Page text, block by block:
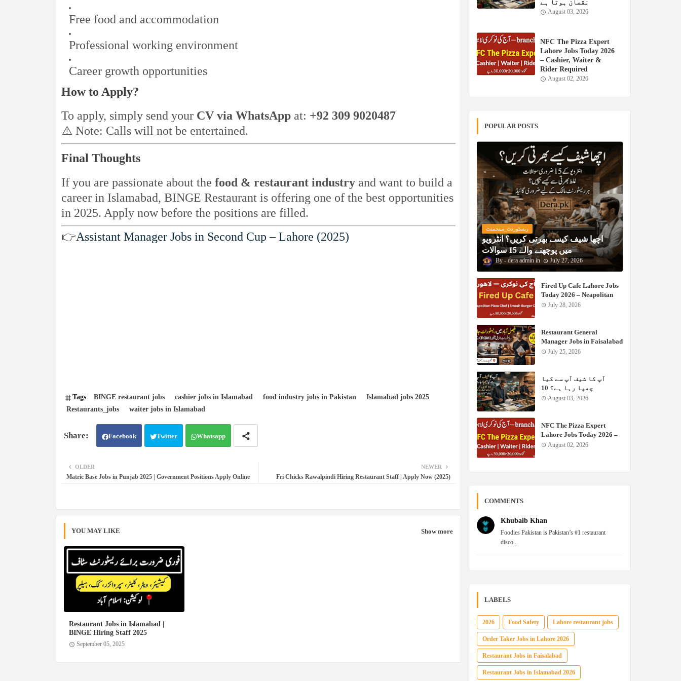
Free food and accommodation
Professional working environment
Career growth opportunities
How to Apply?
To apply, simply send your CV via WhatsAppat: +92 309 9020487
⚠️ Note: Calls will not be entertained.
Final Thoughts
If you are passionate about the food & restaurant industryand want to build a
career in Islamabad, BINGE Restaurant is offering one of the best opportunities
in 2025. Apply now before the positions are filled.
👉Assistant Manager Jobs in Second Cup – Lahore (2025)
Tags BINGE restaurant jobs cashier jobs in Islamabad food industry jobs in Pakistan
Islamabad jobs 2025
Restaurants_jobs
waiter jobs in Islamabad
Facebook Twitter Whatsapp
NEWER
Fri Chicks Rawalpindi Hiring Restaurant Staff | Apply Now (2025)
OLDER
Matric Base Jobs in Punjab 2025 | Government Positions Apply Online
YOU MAY LIKE Show more
Restaurant Jobs in Islamabad |
BINGE Hiring Staff 2025
September 05, 2025
نقصان ہوتا ہے
August 03, 2026
NFC The Pizza Expert
Lahore Jobs Today 2026
– Cashier, Waiter &
Rider Required
August 02, 2026
POPULAR POSTS
ریسٹورنٹ_مینجمنٹ
اچھا شیف کیسے بھرتی کریں؟ انٹرویو
میں پوچھنے والے 15 سوالات
dera admin July 27, 2026
Fired Up Cafe Lahore Jobs
Today 2026 – Neapolitan
Pizza Chef, Smash Burger
July 28, 2026
Restaurant General
Manager Jobs in Faisalabad
2026 | Pizza Lab RGM
July 25, 2026
آپ کا شیف آپ سے کیا
چھپا رہا ہے؟ 10
نشانیاں جن سے روزانہ
August 03, 2026
NFC The Pizza Expert
Lahore Jobs Today 2026 –
Cashier, Waiter & Rider
August 02, 2026
COMMENTS
Khubaib Khan
Foodies Pakistan is Pakistan’s #1 restaurant
disco...
LABELS
2026 Food Safety Lahore restaurant jobs
Order Taker Jobs in Lahore 2026
Restaurant Jobs in Faisalabad
Restaurant Jobs in Islamabad 2026